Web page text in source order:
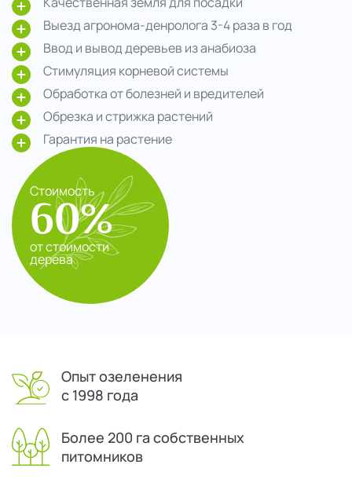
Выезд агронома-денролога 3-4 раза в год
Ввод и вывод деревьев из анабиоза
Стимуляция корневой системы
Обработка от болезней и вредителей
Обрезка и стрижка растений
Гарантия на растение
Стоимость
60%
от стоимости
дерева
Опыт озеленения
с 1998 года
Более 200 га собственных
питомников